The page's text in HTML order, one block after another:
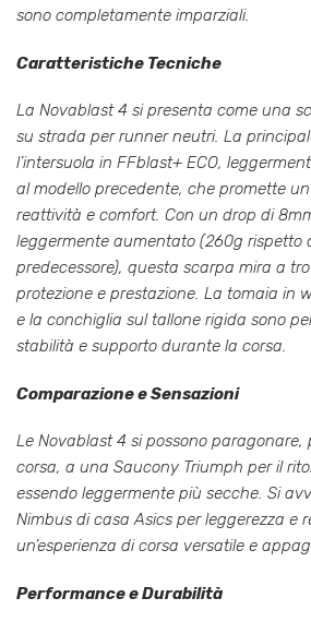
sono completamente imparziali.
Caratteristiche Tecniche
La Novablast 4 si presenta come una
su strada per runner neutri. La
l’intersuola in FFblast+ ECO,
al modello precedente, che promette
reattività e comfort. Con un drop di
leggermente aumentato (260g rispetto
predecessore), questa scarpa mira a
protezione e prestazione. La tomaia in
e la conchiglia sul tallone rigida sono
stabilità e supporto durante la corsa.
Comparazione e Sensazioni
Le Novablast 4 si possono paragonare,
corsa, a una Saucony Triumph per il
essendo leggermente più secche. Si
Nimbus di casa Asics per leggerezza e
un’esperienza di corsa versatile e
Performance e Durabilità